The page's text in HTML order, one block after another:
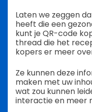
Laten we zeggen
heeft die een
kunt je QR-code
thread die het
kopers er meer
Ze kunnen deze
maken met uw
wat zou kunnen
interactie en meer